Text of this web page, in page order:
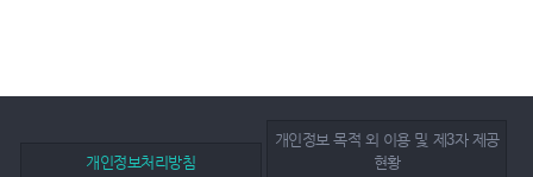
개인정보처리방침
개인정보 목적 외 이용 및 제3자 제공
현황